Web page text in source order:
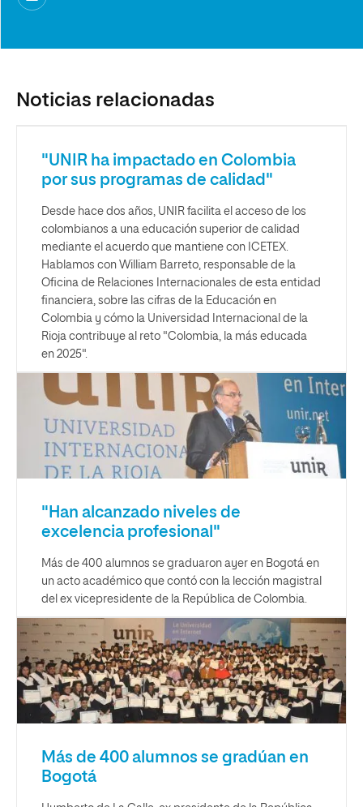
Noticias relacionadas
"UNIR ha impactado en Colombia
por sus programas de calidad"
Desde hace dos años, UNIR facilita el acceso de los
colombianos a una educación superior de calidad
mediante el acuerdo que mantiene con ICETEX.
Hablamos con William Barreto, responsable de la
Oficina de Relaciones Internacionales de esta entidad
financiera, sobre las cifras de la Educación en
Colombia y cómo la Universidad Internacional de la
Rioja contribuye al reto "Colombia, la más educada
en 2025".
"Han alcanzado niveles de
excelencia profesional"
Más de 400 alumnos se graduaron ayer en Bogotá en
un acto académico que contó con la lección magistral
del ex vicepresidente de la República de Colombia.
Más de 400 alumnos se gradúan en
Bogotá